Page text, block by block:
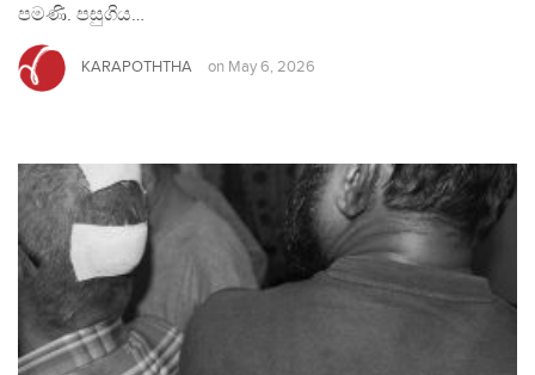
පමණි. පසුගිය…
KARAPOTHTHA on May 6, 2026